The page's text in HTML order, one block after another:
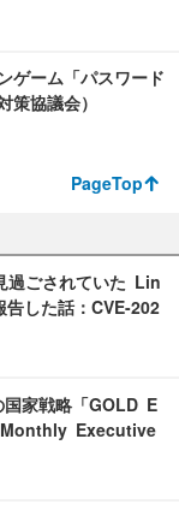
ゲーム「パスワード
策協議会）
PageTop
過ごされていた Lin
した話：CVE-202
家戦略「GOLD E
Monthly Executive